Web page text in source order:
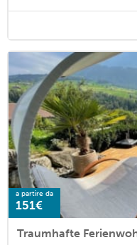
a partire da
151€
Traumhafte